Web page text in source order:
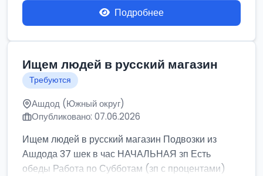
Подробнее
Ищем людей в русский магазин
Требуются
Ашдод (Южный округ)
Опубликовано: 07.06.2026
Ищем людей в русский магазин Подвозки из
Ашдода 37 шек в час НАЧАЛЬНАЯ зп Есть
обеды Работа по Субботам (зп с процентами)